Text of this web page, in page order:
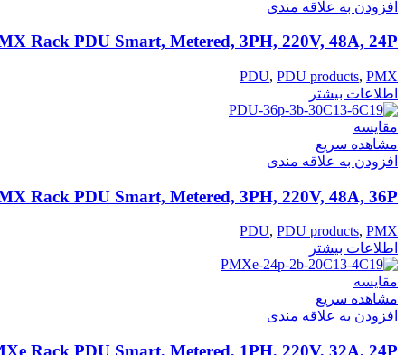
افزودن به علاقه مندی
Rack PDU Smart, Metered, 3PH, 220V, 48A, 24P
PDU, PDU products, PMX
اطلاعات بیشتر
مقایسه
مشاهده سریع
افزودن به علاقه مندی
Rack PDU Smart, Metered, 3PH, 220V, 48A, 36P
PDU, PDU products, PMX
اطلاعات بیشتر
مقایسه
مشاهده سریع
افزودن به علاقه مندی
Rack PDU Smart, Metered, 1PH, 220V, 32A, 24P